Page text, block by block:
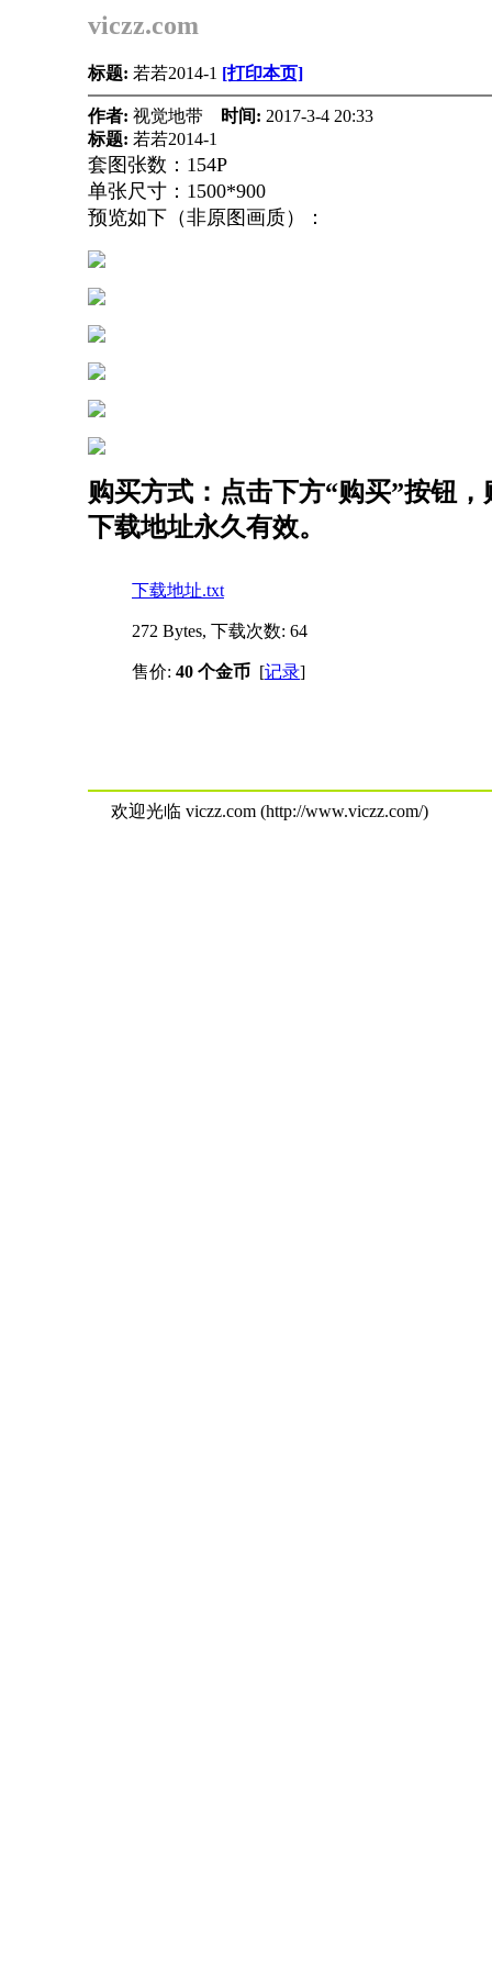
viczz.com
标题: 若若2014-1 [打印本页]
作者: 视觉地带 时间: 2017-3-4 20:33
标题: 若若2014-1
套图张数：154P
单张尺寸：1500*900
预览如下（非原图画质）：
购买方式：点击下方“购买”按钮
下载地址永久有效。
下载地址.txt
272 Bytes, 下载次数: 64
售价: 40 个金币 [记录]
欢迎光临 viczz.com (http://www.viczz.com/)